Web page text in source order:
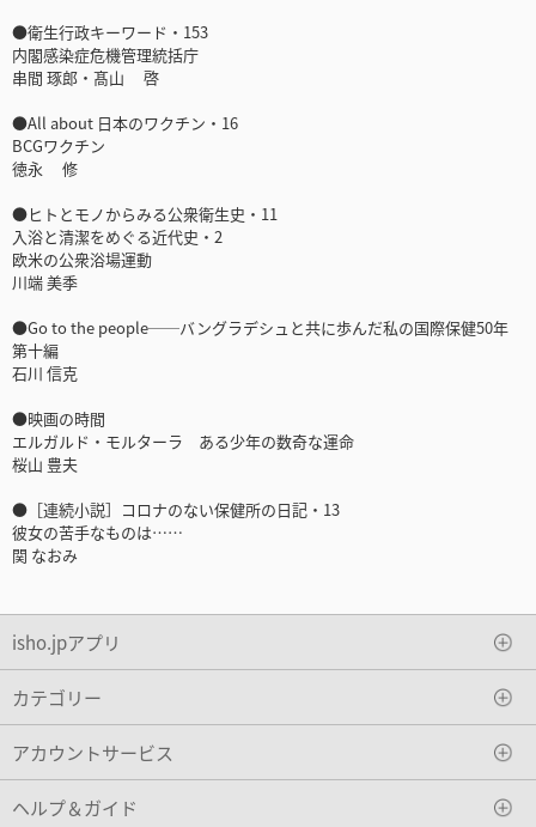
●衛生行政キーワード・153
内閣感染症危機管理統括庁
串間 琢郎・髙山 啓
●All about 日本のワクチン・16
BCGワクチン
徳永 修
●ヒトとモノからみる公衆衛生史・11
入浴と清潔をめぐる近代史・2
欧米の公衆浴場運動
川端 美季
●Go to the people──バングラデシュと共に歩んだ私の国際保健50年
第十編
石川 信克
●映画の時間
エルガルド・モルターラ ある少年の数奇な運命
桜山 豊夫
●［連続小説］コロナのない保健所の日記・13
彼女の苦手なものは……
関 なおみ
isho.jpアプリ
カテゴリー
アカウントサービス
ヘルプ＆ガイド